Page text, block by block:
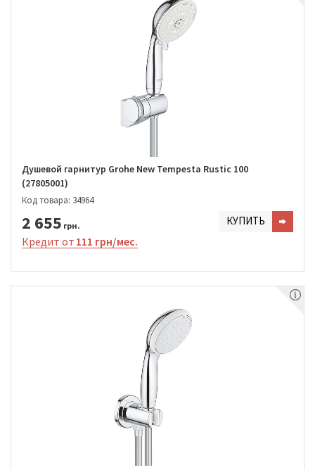
Душевой гарнитур Grohe New Tempesta Rustic 100
(27805001)
Код товара: 34964
2 655 грн. КУПИТЬ
Кредит от 111 грн/мес.